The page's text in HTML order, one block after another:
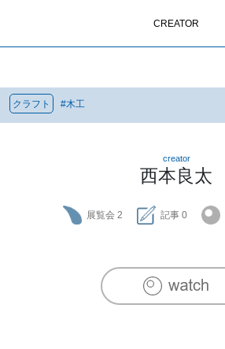
CREATOR
クラフト #木工
creator
西本良太
展覧会 2 記事 0